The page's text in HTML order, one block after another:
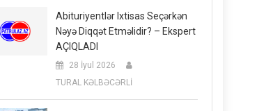
Abituriyentlər Ixtisas Seçərkən
Nəyə Diqqət Etməlidir? – Ekspert
AÇIQLADI
28 İyul 2026
TURAL KƏLBƏCƏRLİ